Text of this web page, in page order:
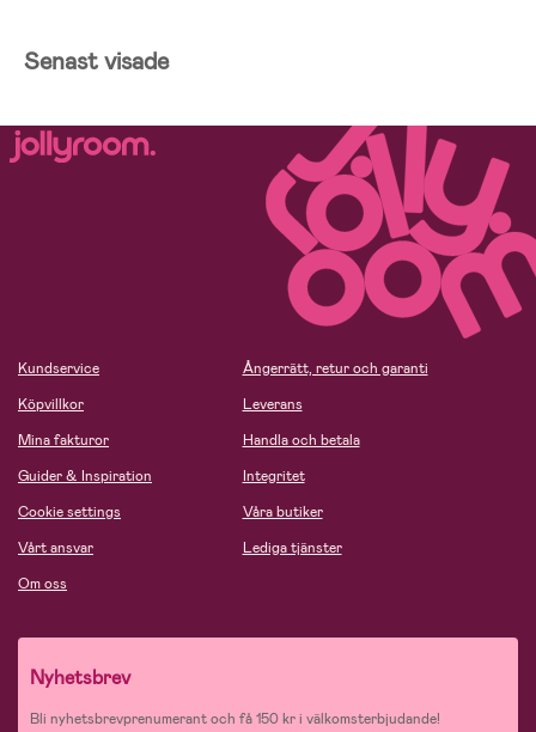
Senast visade
Kundservice
Köpvillkor
Mina fakturor
Guider & Inspiration
Cookie settings
Vårt ansvar
Om oss
Ångerrätt, retur och garanti
Leverans
Handla och betala
Integritet
Våra butiker
Lediga tjänster
Nyhetsbrev
Bli nyhetsbrevprenumerant och få 150 kr i välkomsterbjudande!